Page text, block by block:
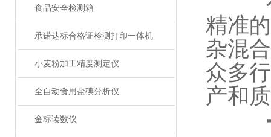
食品安全检测箱
承诺达标合格证检测打印一体机
小麦粉加工精度测定仪
全自动食用盐碘分析仪
金标读数仪
精准
杂混
众多
产和